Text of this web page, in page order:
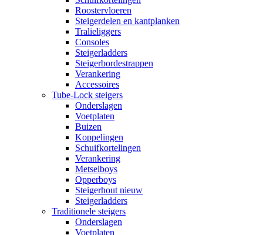
Roostervloeren
Steigerdelen en kantplanken
Tralieliggers
Consoles
Steigerladders
Steigerbordestrappen
Verankering
Accessoires
Tube-Lock steigers
Onderslagen
Voetplaten
Buizen
Koppelingen
Schuifkortelingen
Verankering
Metselboys
Opperboys
Steigerhout nieuw
Steigerladders
Traditionele steigers
Onderslagen
Voetplaten